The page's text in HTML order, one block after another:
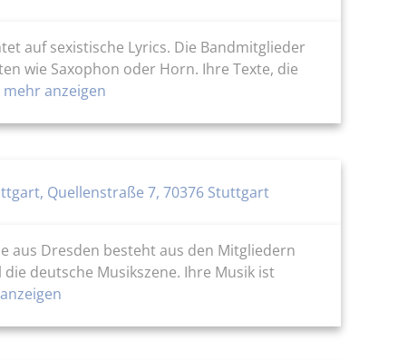
auf sexistische Lyrics. Die Bandmitglieder
wie Saxophon oder Horn. Ihre Texte, die
mehr anzeigen
Quellenstraße 7, 70376 Stuttgart
aus Dresden besteht aus den Mitgliedern
deutsche Musikszene. Ihre Musik ist